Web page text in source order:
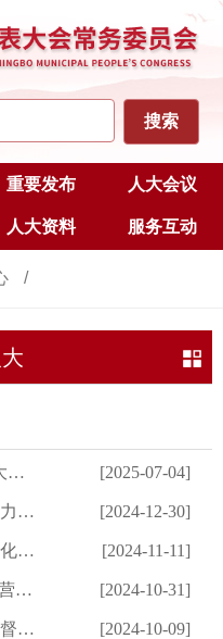
重要发布 人大会议
人大资料 服务互动
市）人大
[2025-07-04]
化 [2024-12-30]
” [2024-11-11]
化 [2024-10-31]
[2024-10-09]